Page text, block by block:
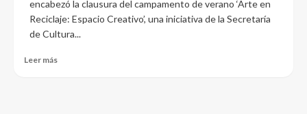
encabezó la clausura del campamento de verano ‘Arte en
Reciclaje: Espacio Creativo’, una iniciativa de la Secretaría
de Cultura...
Leer más